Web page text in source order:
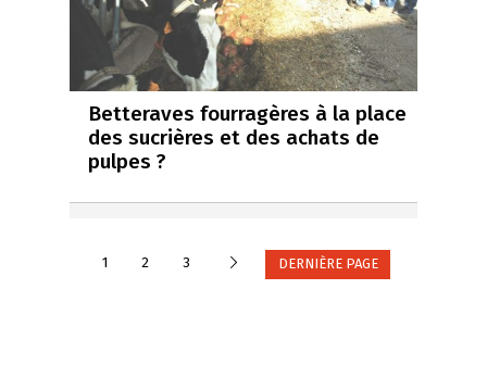
Betteraves fourragères à la place
des sucrières et des achats de
pulpes ?
1 2 3 SuivanteDERNIÈRE PAGE